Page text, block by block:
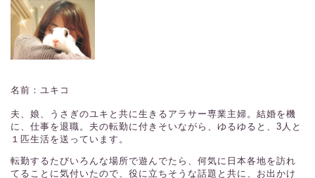
名前：ユキコ
夫、娘、うさぎのユキと共に生きるアラサー専業主婦。結婚を機
に、仕事を退職。夫の転勤に付きそいながら、ゆるゆると、3人と
１匹生活を送っています。
転勤するたびいろんな場所で遊んでたら、何気に日本各地を訪れ
てることに気付いたので、役に立ちそうな話題と共に、お出かけ